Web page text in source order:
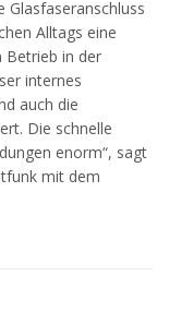
Alltags eine
Betrieb in der
internes
auch die
Die schnelle
enorm“, sagt
mit dem